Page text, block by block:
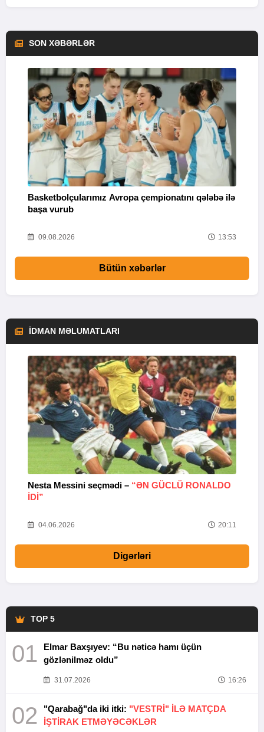
SON XƏBƏRLƏR
Basketbolçularımız Avropa çempionatını qələbə ilə
başa vurub
09.08.2026 13:53
Bütün xəbərlər
İDMAN MƏLUMATLARI
Nesta Messini seçmədi – “ƏN GÜCLÜ RONALDO
IDI”
04.06.2026 20:11
Digərləri
TOP 5
01
Elmar Baxşıyev: “Bu nəticə hamı üçün
gözlənilməz oldu”
31.07.2026 16:26
02 "Qarabağ"da iki itki: "VESTRİ" İLƏ MATÇDA
İŞTİRAK ETMƏYƏCƏKLƏR